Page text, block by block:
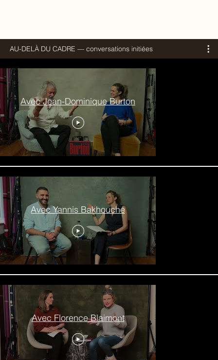
AU-DELÀ DU CADRE — conversations initiées
Avec Jean-Dominique Burton
Avec Yannis Bakhouche
Avec Florence Blaimont